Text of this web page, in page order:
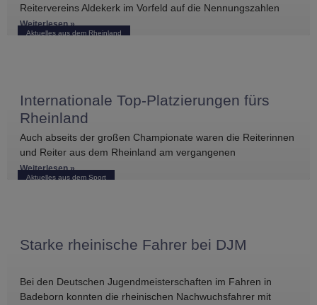
Aktuelles aus dem Rheinland
Reitervereins Aldekerk im Vorfeld auf die Nennungszahlen
vergleichbarer Turniere in der näheren Umgebung. Umso
größer war die
Weiterlesen »
Aktuelles aus dem Sport
Internationale Top-Platzierungen fürs
Rheinland
Auch abseits der großen Championate waren die Reiterinnen
und Reiter aus dem Rheinland am vergangenen
Wochenende international erfolgreich unterwegs. Bei
Weiterlesen »
Starke rheinische Fahrer bei DJM
Bei den Deutschen Jugendmeisterschaften im Fahren in
Badeborn konnten die rheinischen Nachwuchsfahrer mit